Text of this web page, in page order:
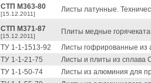
СТП М363-80
[15.12.2011]
Листы латунные.
СТП М371-87
[15.12.2011]
Плиты медные
ТУ 1-1-1513-92
Листы гофрированные из
ТУ 1-1-21-75
Листы и плиты из сплава
ТУ 1-1-50-74
Листы из алюминия для